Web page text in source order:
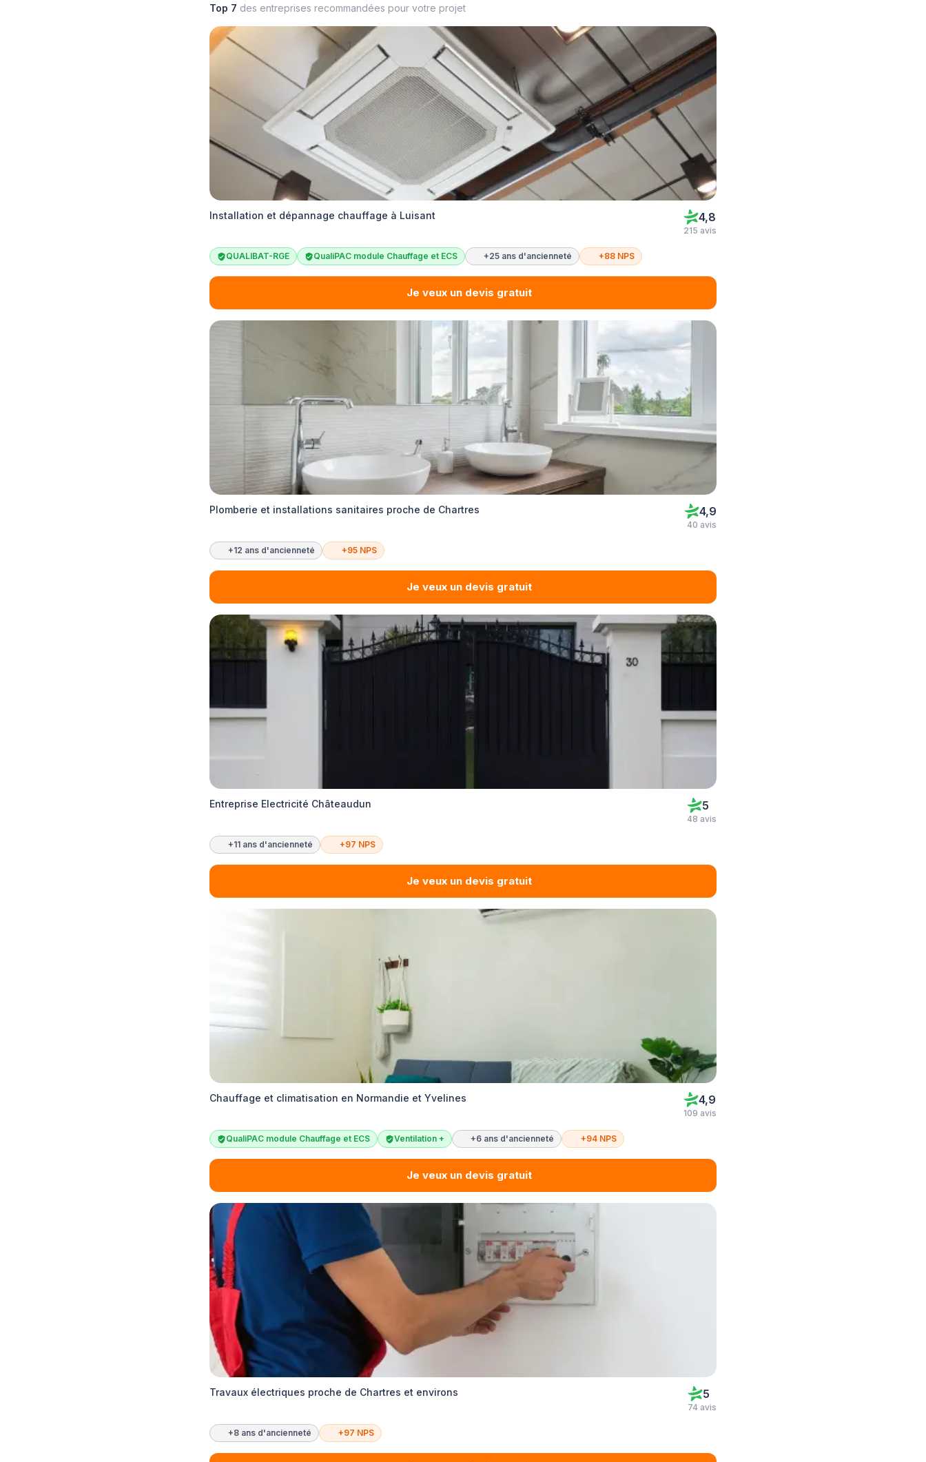
Top 7 des entreprises recommandées pour votre projet
Installation et dépannage chauffage à Luisant 4,8
215 avis
QUALIBAT-RGE QualiPAC module Chauffage et ECS +25 ans d'ancienneté +88 NPS
Je veux un devis gratuit
Plomberie et installations sanitaires proche de Chartres 4,9
40 avis
+12 ans d'ancienneté +95 NPS
Je veux un devis gratuit
Entreprise Electricité Châteaudun 5
48 avis
+11 ans d'ancienneté +97 NPS
Je veux un devis gratuit
Chauffage et climatisation en Normandie et Yvelines 4,9
109 avis
QualiPAC module Chauffage et ECS Ventilation + +6 ans d'ancienneté +94 NPS
Je veux un devis gratuit
Travaux électriques proche de Chartres et environs 5
74 avis
+8 ans d'ancienneté +97 NPS